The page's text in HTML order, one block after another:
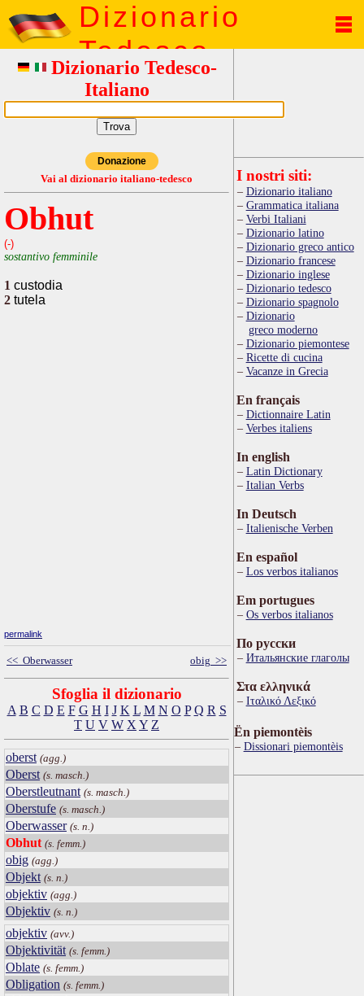
Dizionario
Tedesco
Dizionario Tedesco-
Italiano
Donazione
Vai al dizionario italiano-tedesco
Obhut
(-)
sostantivo femminile
1 custodia
2 tutela
permalink
<< Oberwasser obig >>
Sfoglia il dizionario
A B C D E F G H I J K L M N O P Q R S
T U V W X Y Z
oberst (agg.)
Oberst (s. masch.)
Oberstleutnant (s. masch.)
Oberstufe (s. masch.)
Oberwasser (s. n.)
Obhut (s. femm.)
obig (agg.)
Objekt (s. n.)
objektiv (agg.)
Objektiv (s. n.)
objektiv (avv.)
Objektivität (s. femm.)
Oblate (s. femm.)
Obligation (s. femm.)
I nostri siti:
Dizionario italiano
Grammatica italiana
Verbi Italiani
Dizionario latino
Dizionario greco antico
Dizionario francese
Dizionario inglese
Dizionario tedesco
Dizionario spagnolo
Dizionario
greco moderno
Dizionario piemontese
Ricette di cucina
Vacanze in Grecia
En français
Dictionnaire Latin
Verbes italiens
In english
Latin Dictionary
Italian Verbs
In Deutsch
Italienische Verben
En español
Los verbos italianos
Em portugues
Os verbos italianos
По русски
Итальянские глаголы
Στα ελληνικά
Ιταλικό Λεξικό
Ën piemontèis
Dissionari piemontèis